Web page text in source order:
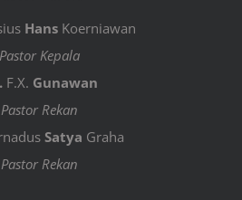
HansKoerniawan
Pastor Kepala
F.X. Gunawan
Pastor Rekan
Satya Graha
Pastor Rekan